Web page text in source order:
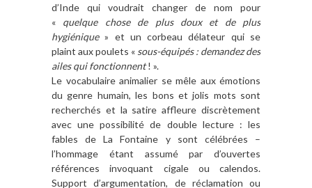
d’Inde qui voudrait changer de nom pour
« quelque chose de plus doux et de plus
hygiénique» et un corbeau délateur qui se
plaint aux poulets « sous-équipés : demandez des
ailes qui fonctionnent! ».
Le vocabulaire animalier se mêle aux émotions
du genre humain, les bons et jolis mots sont
recherchés et la satire affleure discrètement
avec une possibilité de double lecture : les
fables de La Fontaine y sont célébrées –
l’hommage étant assumé par d’ouvertes
références invoquant cigale ou calendos.
Support d’argumentation, de réclamation ou